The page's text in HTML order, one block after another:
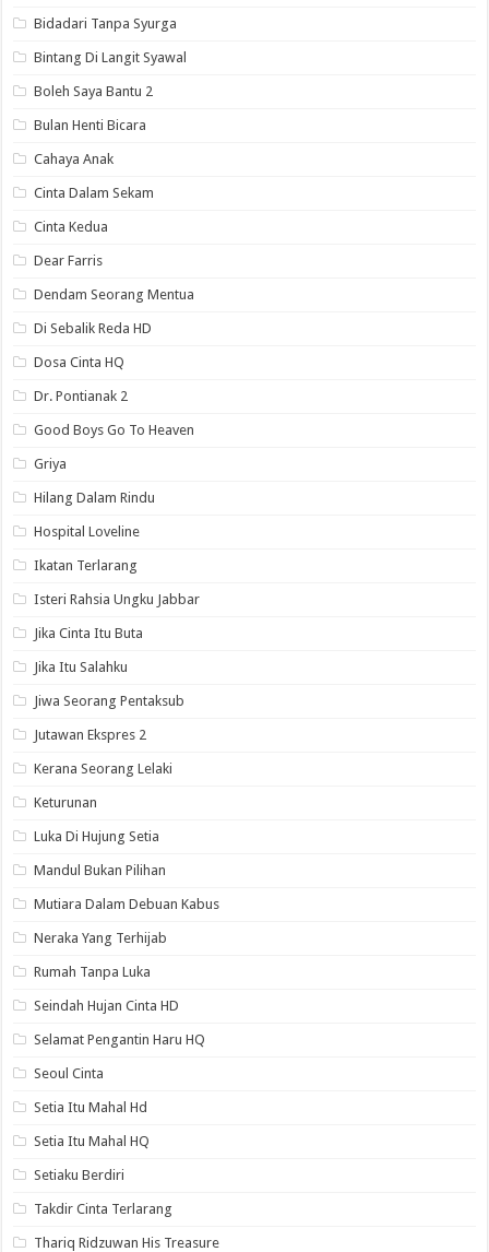
Bidadari Tanpa Syurga
Bintang Di Langit Syawal
Boleh Saya Bantu 2
Bulan Henti Bicara
Cahaya Anak
Cinta Dalam Sekam
Cinta Kedua
Dear Farris
Dendam Seorang Mentua
Di Sebalik Reda HD
Dosa Cinta HQ
Dr. Pontianak 2
Good Boys Go To Heaven
Griya
Hilang Dalam Rindu
Hospital Loveline
Ikatan Terlarang
Isteri Rahsia Ungku Jabbar
Jika Cinta Itu Buta
Jika Itu Salahku
Jiwa Seorang Pentaksub
Jutawan Ekspres 2
Kerana Seorang Lelaki
Keturunan
Luka Di Hujung Setia
Mandul Bukan Pilihan
Mutiara Dalam Debuan Kabus
Neraka Yang Terhijab
Rumah Tanpa Luka
Seindah Hujan Cinta HD
Selamat Pengantin Haru HQ
Seoul Cinta
Setia Itu Mahal Hd
Setia Itu Mahal HQ
Setiaku Berdiri
Takdir Cinta Terlarang
Thariq Ridzuwan His Treasure